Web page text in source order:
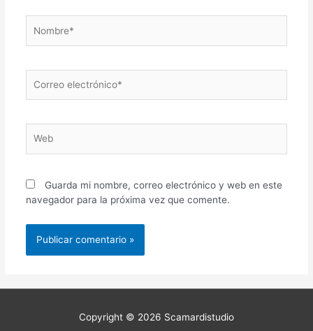
Guarda mi nombre, correo electrónico y web en este
navegador para la próxima vez que comente.
Copyright © 2026 Scamardistudio